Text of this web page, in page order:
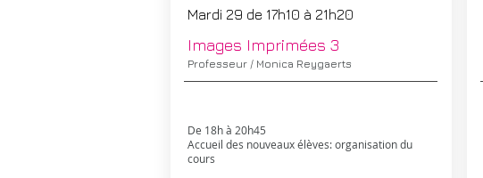
Mardi 29 de 17h10 à 21h20
Images Imprimées​ 3
Professeur / Monica Reygaerts
De 18h à 20h45
Accueil des nouveaux élèves: organisation du
cours